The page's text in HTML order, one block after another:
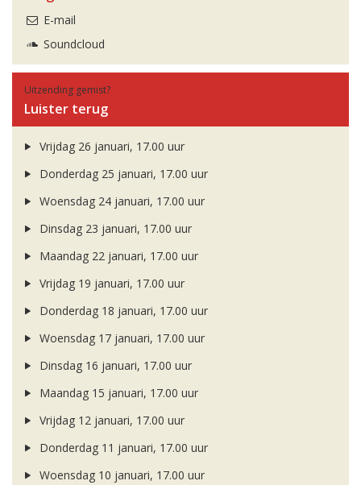
E-mail
Soundcloud
Uitzending gemist?
Luister terug
Vrijdag 26 januari, 17.00 uur
Donderdag 25 januari, 17.00 uur
Woensdag 24 januari, 17.00 uur
Dinsdag 23 januari, 17.00 uur
Maandag 22 januari, 17.00 uur
Vrijdag 19 januari, 17.00 uur
Donderdag 18 januari, 17.00 uur
Woensdag 17 januari, 17.00 uur
Dinsdag 16 januari, 17.00 uur
Maandag 15 januari, 17.00 uur
Vrijdag 12 januari, 17.00 uur
Donderdag 11 januari, 17.00 uur
Woensdag 10 januari, 17.00 uur